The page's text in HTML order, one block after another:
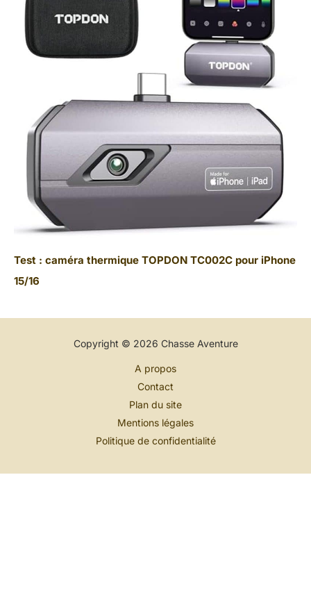
Test : caméra thermique TOPDON TC002C pour iPhone
15/16
Copyright © 2026 Chasse Aventure
A propos
Contact
Plan du site
Mentions légales
Politique de confidentialité